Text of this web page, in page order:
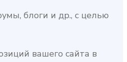
блоги и др., с целью
вашего сайта в